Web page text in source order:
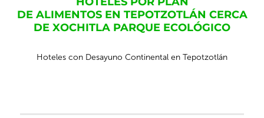
DE ALIMENTOS EN TEPOTZOTLÁN CERCA
DE XOCHITLA PARQUE ECOLÓGICO
Hoteles con Desayuno Continental en Tepotzotlán